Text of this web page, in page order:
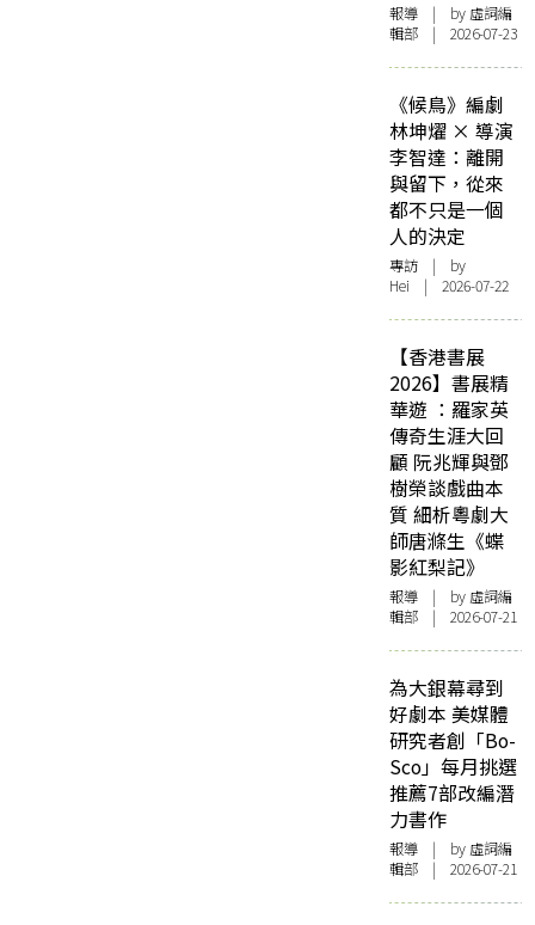
報導 | by 虛詞編
輯部 | 2026-07-23
《候鳥》編劇
林坤燿 × 導演
李智達：離開
與留下，從來
都不只是一個
人的決定
專訪 | by
Hei | 2026-07-22
【香港書展
2026】書展精
華遊 ：羅家英
傳奇生涯大回
顧 阮兆輝與鄧
樹榮談戲曲本
質 細析粵劇大
師唐滌生《蝶
影紅梨記》
報導 | by 虛詞編
輯部 | 2026-07-21
為大銀幕尋到
好劇本 美媒體
研究者創「Bo-
Sco」每月挑選
推薦7部改編潛
力書作
報導 | by 虛詞編
輯部 | 2026-07-21